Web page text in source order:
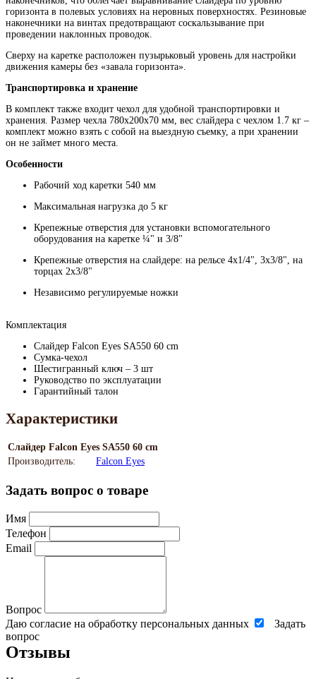
горизонта в полевых условиях на неровных поверхностях. Резиновые
наконечники на винтах предотвращают соскальзывание при
проведении наклонных проводок.
Сверху на каретке расположен пузырьковый уровень для настройки
движения камеры без «завала горизонта».
Транспортировка и хранение
В комплект также входит чехол для удобной транспортировки и
хранения. Размер чехла 780х200х70 мм, вес слайдера с чехлом 1.7 кг –
комплект можно взять с собой на выездную съемку, а при хранении
он не займет много места.
Особенности
Рабочий ход каретки 540 мм
Максимальная нагрузка до 5 кг
Крепежные отверстия для установки вспомогательного
оборудования на каретке ¼" и 3/8"
Крепежные отверстия на слайдере: на рельсе 4х1/4", 3х3/8", на
торцах 2х3/8"
Независимо регулируемые ножки
Комплектация
Слайдер Falcon Eyes SA550 60 cm
Сумка-чехол
Шестигранный ключ – 3 шт
Руководство по эксплуатации
Гарантийный талон
Характеристики
Слайдер Falcon Eyes SA550 60 cm
Производитель:
Falcon Eyes
Задать вопрос о товаре
Имя
Телефон
Email
Вопрос
Даю согласие на обработку персональных данных
Задать
вопрос
Отзывы